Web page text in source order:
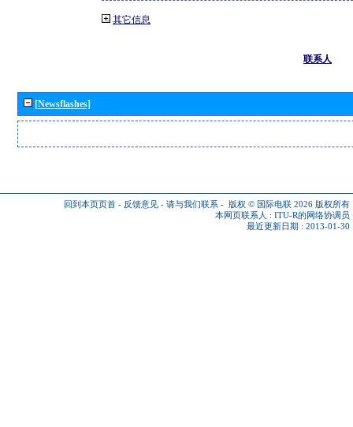
其它信息
联系人
[Newsflashes]
回到本页页首 - 反馈意见 - 请与我们联系 - 版权 © 国际电联 2026 版权所有
本网页联系人 : ITU-R的网络协调员
最近更新日期 : 2013-01-30